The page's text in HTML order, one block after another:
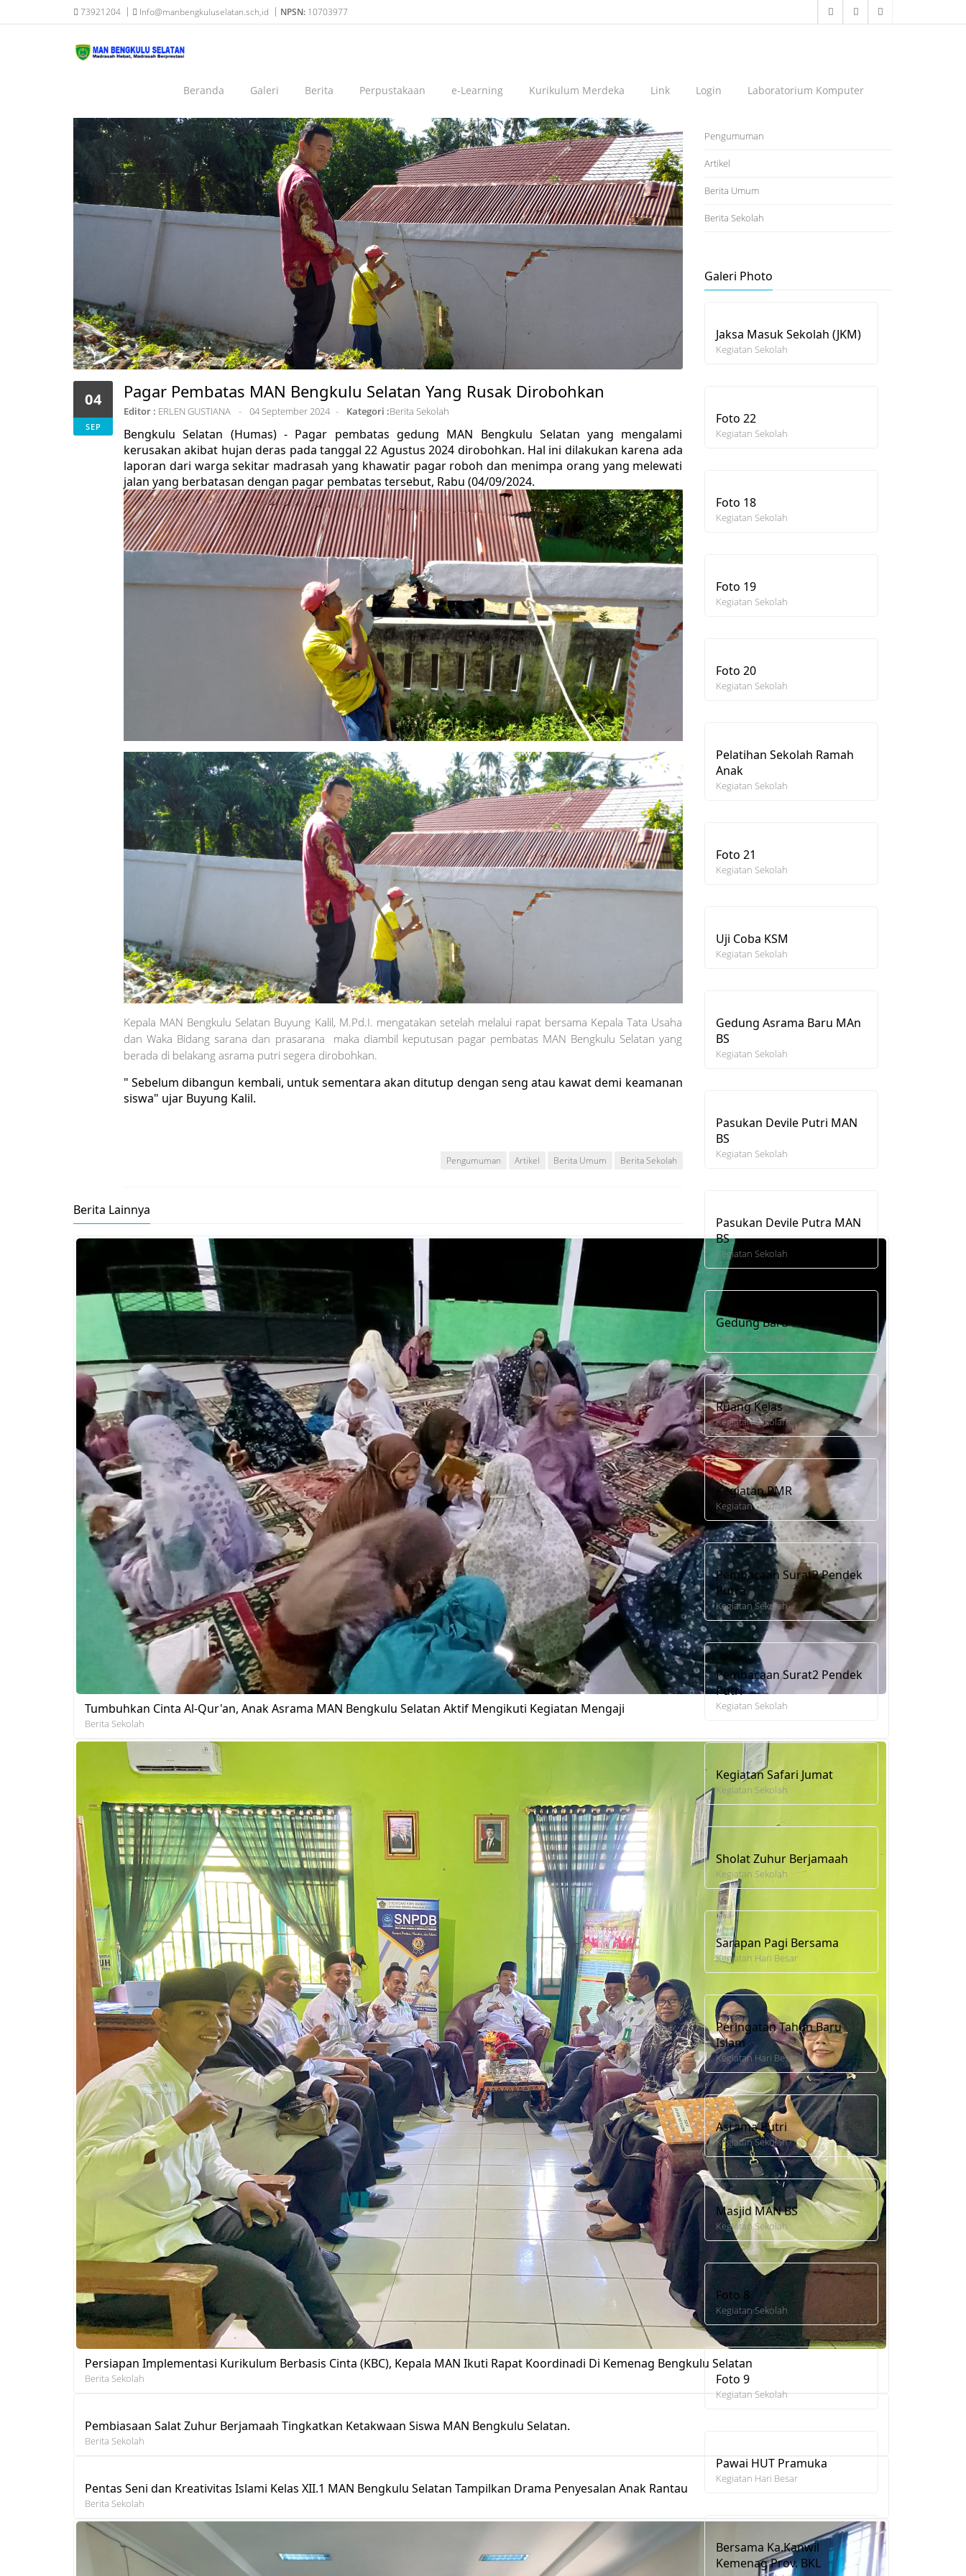
73921204 Info@manbengkuluselatan.sch,id NPSN: 10703977
Beranda Galeri Berita Perpustakaan e-Learning Kurikulum Merdeka Link Login Laboratorium Komputer
BERITA
04
SEP
Pagar Pembatas MAN Bengkulu Selatan Yang Rusak Dirobohkan
Editor : ERLEN GUSTIANA 04 September 2024 Kategori :Berita Sekolah
Bengkulu Selatan (Humas) - Pagar pembatas gedung MAN Bengkulu Selatan yang mengalami
kerusakan akibat hujan deras pada tanggal 22 Agustus 2024 dirobohkan. Hal ini dilakukan karena ada
laporan dari warga sekitar madrasah yang khawatir pagar roboh dan menimpa orang yang melewati
jalan yang berbatasan dengan pagar pembatas tersebut, Rabu (04/09/2024.
Kepala MAN Bengkulu Selatan Buyung Kalil, M.Pd.I. mengatakan setelah melalui rapat bersama Kepala Tata Usaha
dan Waka Bidang sarana dan prasarana maka diambil keputusan pagar pembatas MAN Bengkulu Selatan yang
berada di belakang asrama putri segera dirobohkan.
" Sebelum dibangun kembali, untuk sementara akan ditutup dengan seng atau kawat demi keamanan
siswa" ujar Buyung Kalil.
Pengumuman Artikel Berita Umum Berita Sekolah
Berita Lainnya
Tumbuhkan Cinta Al-Qur'an, Anak Asrama MAN Bengkulu Selatan Aktif Mengikuti Kegiatan Mengaji
Berita Sekolah
Persiapan Implementasi Kurikulum Berbasis Cinta (KBC), Kepala MAN Ikuti Rapat Koordinadi Di Kemenag Bengkulu Selatan
Berita Sekolah
Pembiasaan Salat Zuhur Berjamaah Tingkatkan Ketakwaan Siswa MAN Bengkulu Selatan.
Berita Sekolah
Pentas Seni dan Kreativitas Islami Kelas XII.1 MAN Bengkulu Selatan Tampilkan Drama Penyesalan Anak Rantau
Berita Sekolah
Pengumuman
Artikel
Berita Umum
Berita Sekolah
Galeri Photo
Jaksa Masuk Sekolah (JKM)
Kegiatan Sekolah
Foto 22
Kegiatan Sekolah
Foto 18
Kegiatan Sekolah
Foto 19
Kegiatan Sekolah
Foto 20
Kegiatan Sekolah
Pelatihan Sekolah Ramah
Anak
Kegiatan Sekolah
Foto 21
Kegiatan Sekolah
Uji Coba KSM
Kegiatan Sekolah
Gedung Asrama Baru MAn
BS
Kegiatan Sekolah
Pasukan Devile Putri MAN
BS
Kegiatan Sekolah
Pasukan Devile Putra MAN
BS
Kegiatan Sekolah
Gedung Baru
Kegiatan Sekolah
Ruang Kelas
Kegiatan Sekolah
Kegiatan PMR
Kegiatan Sekolah
Pembacaan Surat2 Pendek
Putra
Kegiatan Sekolah
Pembacaan Surat2 Pendek
Putri
Kegiatan Sekolah
Kegiatan Safari Jumat
Kegiatan Sekolah
Sholat Zuhur Berjamaah
Kegiatan Sekolah
Sarapan Pagi Bersama
Kegiatan Hari Besar
Peringatan Tahun Baru
Islam
Kegiatan Hari Besar
Asrama Putri
Kegiatan Sekolah
Masjid MAN BS
Kegiatan Sekolah
Foto 8
Kegiatan Sekolah
Foto 9
Kegiatan Sekolah
Pawai HUT Pramuka
Kegiatan Hari Besar
Bersama Ka.Kanwil
Kemenag Prov. BKL